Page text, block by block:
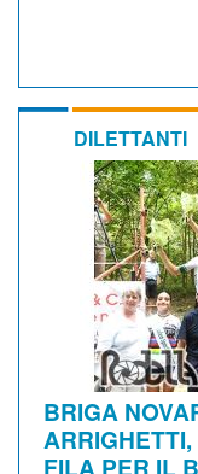
DILETTANTI
BRIGA
FILA PER IL